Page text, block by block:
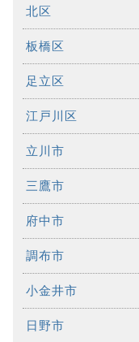
北区
板橋区
足立区
江戸川区
立川市
三鷹市
府中市
調布市
小金井市
日野市